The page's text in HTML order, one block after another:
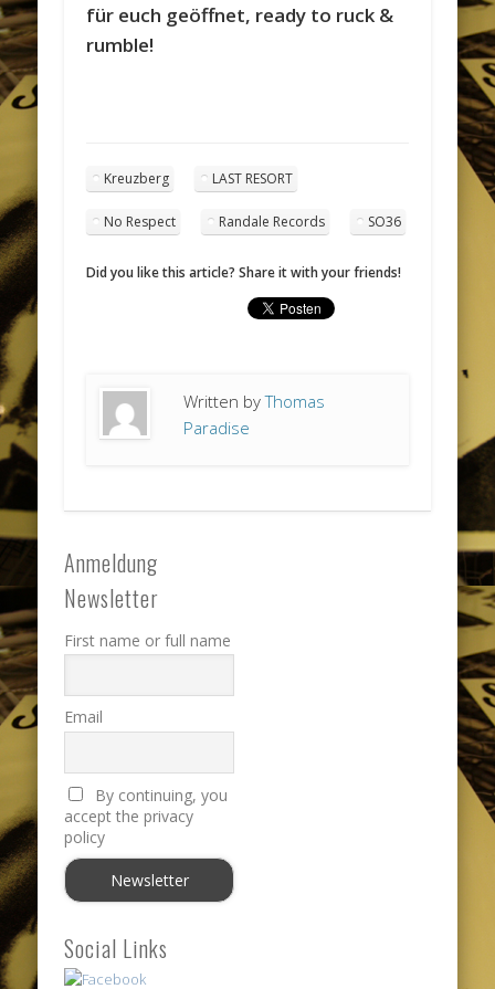
für euch geöffnet, ready to ruck &
rumble!
Kreuzberg LAST RESORT
No Respect Randale Records SO36
Did you like this article? Share it with your friends!
Written byThomas
Paradise
Anmeldung
Newsletter
First name or full name
Email
By continuing, you
accept the privacy
policy
Social Links